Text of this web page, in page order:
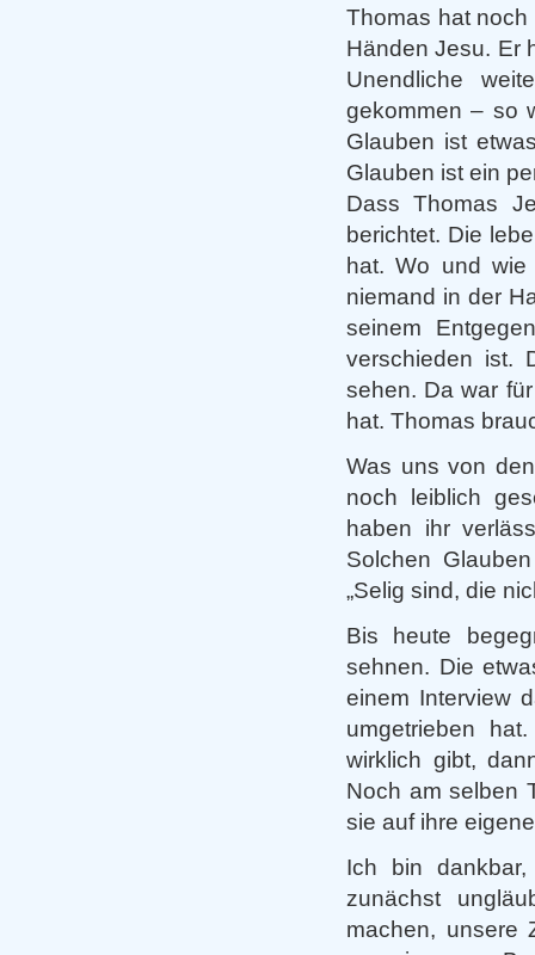
Thomas hat
Händen Jesu. Er
Unendliche
gekommen – so
Glauben ist
Glauben ist ein
Dass Thomas
berichtet. Die
hat. Wo und wie
niemand in der
seinem
verschieden ist.
sehen. Da war
hat. Thomas
Was uns von
noch leiblich
haben ihr
Solchen
„Selig sind, die
Bis heute
sehnen. Die
einem Interview
umgetrieben
wirklich gibt,
Noch am selben
sie auf ihre
Ich bin
zunächst
machen, unsere